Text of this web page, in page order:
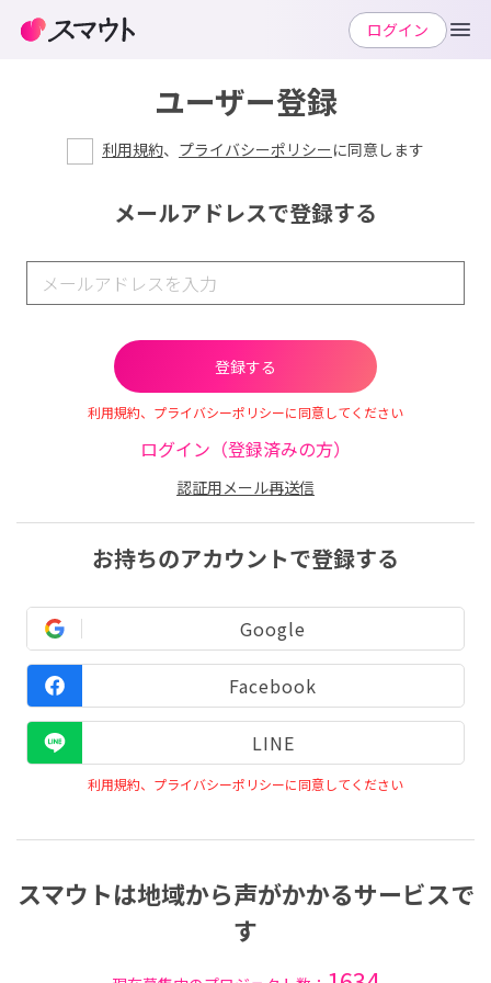
ユーザー登録
利用規約、 プライバシーポリシーに同意します
メールアドレスで登録する
利用規約、プライバシーポリシーに同意してください
ログイン（登録済みの方）
認証用メール再送信
お持ちのアカウントで登録する
Google
Facebook
LINE
利用規約、プライバシーポリシーに同意してください
スマウトは地域から声がかかるサービスで
す
ログイン